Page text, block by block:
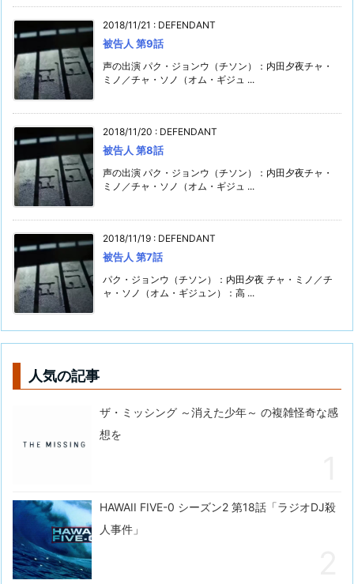
2018/11/21 : DEFENDANT
被告人 第9話
声の出演 パク・ジョンウ（チソン）：内田夕夜チャ・
ミノ／チャ・ソノ（オム・ギジュ ...
2018/11/20 : DEFENDANT
被告人 第8話
声の出演 パク・ジョンウ（チソン）：内田夕夜チャ・
ミノ／チャ・ソノ（オム・ギジュ ...
2018/11/19 : DEFENDANT
被告人 第7話
パク・ジョンウ（チソン）：内田夕夜 チャ・ミノ／チ
ャ・ソノ（オム・ギジュン）：高 ...
人気の記事
ザ・ミッシング ～消えた少年～ の複雑怪奇な感
想を
HAWAII FIVE-0 シーズン2 第18話「ラジオDJ殺
人事件」